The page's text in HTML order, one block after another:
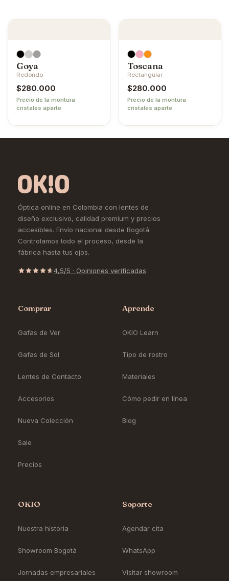
Goya
Redondo
$280.000
Precio de la montura ·
cristales aparte
Toscana
Rectangular
$280.000
Precio de la montura ·
cristales aparte
Óptica online en Colombia con lentes de
diseño exclusivo, calidad premium y precios
accesibles. Envío nacional desde Bogotá.
Controlamos todo el proceso, desde la
fábrica hasta tus ojos.
4,5/5 · Opiniones verificadas
Comprar
Gafas de Ver
Gafas de Sol
Lentes de Contacto
Accesorios
Nueva Colección
Sale
Precios
Aprende
OKIO Learn
Tipo de rostro
Materiales
Cómo pedir en línea
Blog
OKIO
Nuestra historia
Showroom Bogotá
Jornadas empresariales
Soporte
Agendar cita
WhatsApp
Visitar showroom